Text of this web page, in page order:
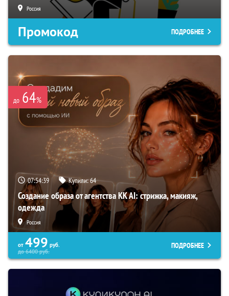
Россия
Промокод ПОДРОБНЕЕ
до 64%
07:54:38 Купили:64
Создание образа от агентства KK AI: стрижка, макияж,
одежда
Россия
от 499 руб.
до6400руб.
ПОДРОБНЕЕ